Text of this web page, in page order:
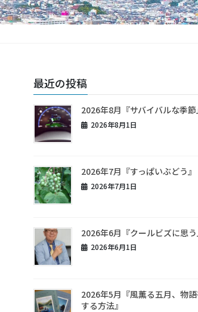
最近の投稿
2026年8月『サバイバルな季節
2026年8月1日
2026年7月『すっぱいぶどう』
2026年7月1日
2026年6月『クールビズに思う
2026年6月1日
2026年5月『風薫る五月、物
する方法』